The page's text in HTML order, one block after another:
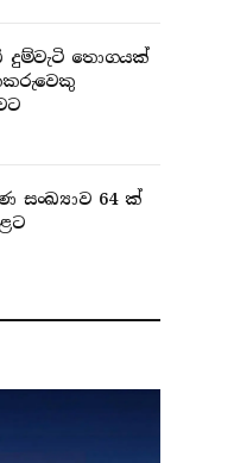
දුම්වැටි තොගයක්
සංඛ්‍යාව 64 ක්